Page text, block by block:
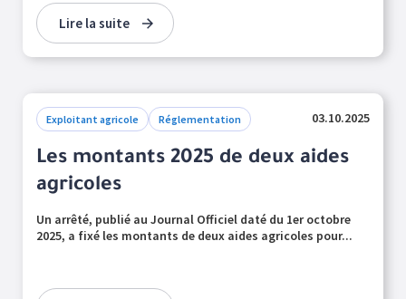
Lire la suite
Exploitant agricole Réglementation 03.10.2025
Les montants 2025 de deux aides
agricoles
Un arrêté, publié au Journal Officiel daté du 1er octobre
2025, a fixé les montants de deux aides agricoles pour...